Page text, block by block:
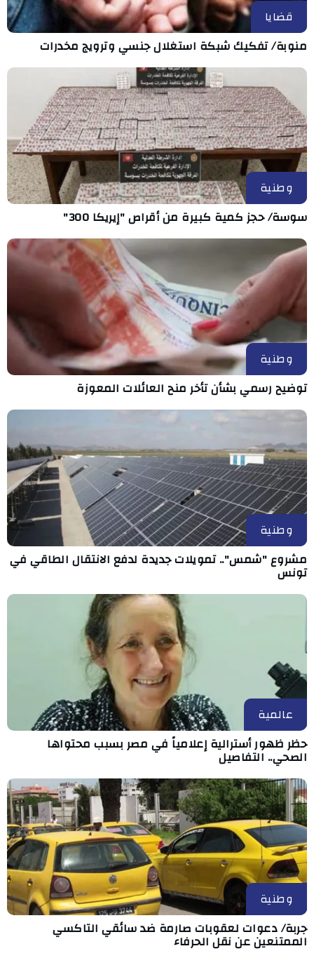
قضايا
منوبة/ تفكيك شبكة استغلال جنسي وترويج مخدرات
وطنية
سوسة/ حجز كمية كبيرة من أقراص "إيريكا 300"
وطنية
توضيح رسمي بشأن تأخر منح العائلات المعوزة
وطنية
مشروع "شمس".. تمويلات جديدة لدفع الانتقال الطاقي في
تونس
عالمية
حظر ظهور أسترالية إعلامياً في مصر بسبب محتواها
الصحي.. التفاصيل
وطنية
جربة/ دعوات لعقوبات صارمة ضد سائقي التاكسي
الممتنعين عن نقل الحرفاء